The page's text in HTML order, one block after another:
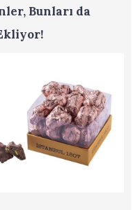
Bunları da